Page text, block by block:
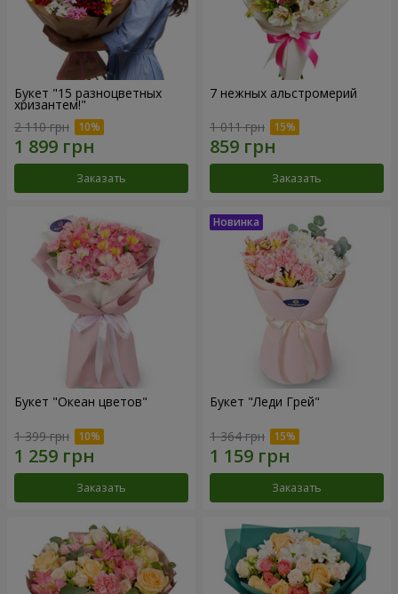
Букет "15 разноцветных
хризантем!"
2 110 грн
Заказать
7 нежных альстромерий
1 011 грн
Заказать
Букет "Океан цветов"
1 399 грн
Заказать
Букет "Леди Грей"
1 364 грн
Заказать